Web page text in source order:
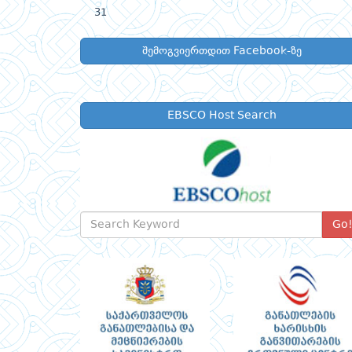
31
შემოგვიერთდით Facebook-ზე
EBSCO Host Search
Go!